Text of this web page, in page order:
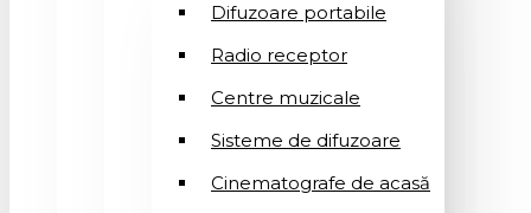
Difuzoare portabile
Radio receptor
Centre muzicale
Sisteme de difuzoare
Cinematografe de acasă